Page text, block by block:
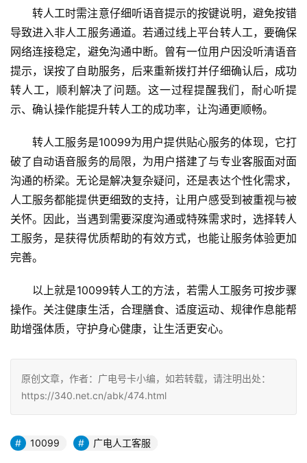
转人工时需注意仔细听语音提示的按键说明，避免按错
导致进入非人工服务通道。若通过线上平台转人工，要确保
网络连接稳定，避免沟通中断。曾有一位用户因没听清语音
提示，误按了自助服务，后来重新拨打并仔细确认后，成功
转人工，顺利解决了问题。这一过程提醒我们，耐心听提
示、确认操作能提升转人工的成功率，让沟通更顺畅。
转人工服务是10099为用户提供贴心服务的体现，它打
破了自动语音服务的局限，为用户搭建了与专业客服面对面
沟通的桥梁。无论是解决复杂疑问，还是表达个性化需求，
人工服务都能提供更细致的支持，让用户感受到被重视与被
关怀。因此，当遇到需要深度沟通或特殊需求时，选择转人
工服务，是获得优质帮助的有效方式，也能让服务体验更加
完善。
以上就是10099转人工的方法，若需人工服务可按步骤
操作。关注健康生活，合理膳食、适度运动、规律作息能帮
助增强体质，守护身心健康，让生活更安心。
原创文章，作者：广电号卡小编，如若转载，请注明出处：
https://340.net.cn/abk/474.html
10099 广电人工客服